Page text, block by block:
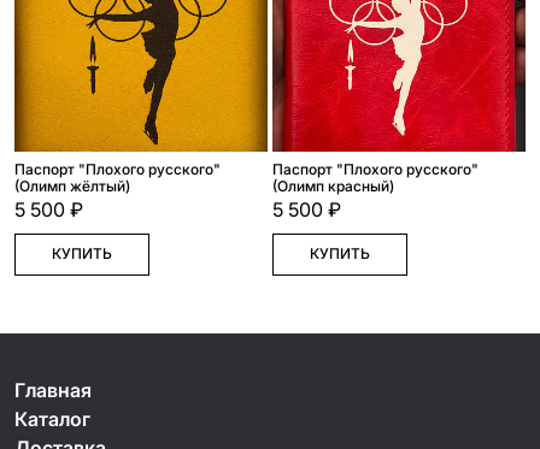
Паспорт "Плохого русского"
(Олимп жёлтый)
5 500 ₽
КУПИТЬ
Паспорт "Плохого русского"
(Олимп красный)
5 500 ₽
КУПИТЬ
Главная
Каталог